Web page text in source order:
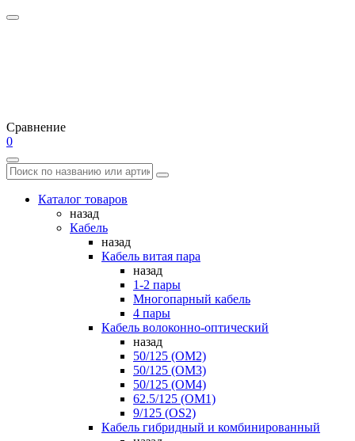
Сравнение
0
Каталог товаров
назад
Кабель
назад
Кабель витая пара
назад
1-2 пары
Многопарный кабель
4 пары
Кабель волоконно-оптический
назад
50/125 (OM2)
50/125 (OM3)
50/125 (OM4)
62.5/125 (OM1)
9/125 (OS2)
Кабель гибридный и комбинированный